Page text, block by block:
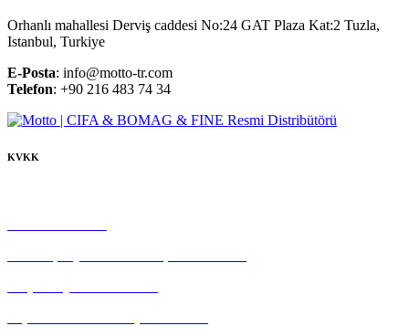
Orhanlı mahallesi Derviş caddesi No:24 GAT Plaza Kat:2 Tuzla,
Istanbul, Turkiye
E-Posta: info@motto-tr.com
Telefon: +90 216 483 74 34
KVKK